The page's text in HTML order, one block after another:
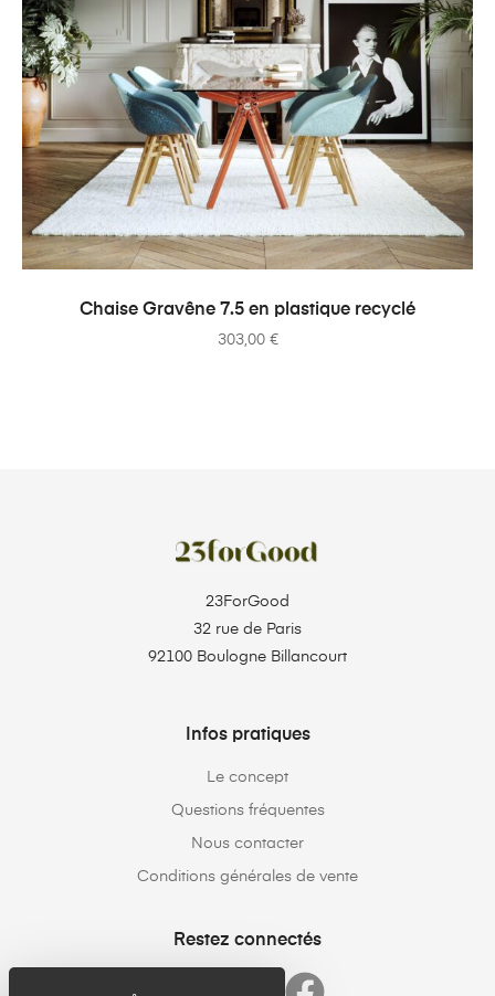
AJOUTER AU PANIER
Chaise Gravêne 7.5 en plastique recyclé
303,00 €
23ForGood
32 rue de Paris
92100 Boulogne Billancourt
Infos pratiques
Le concept
Questions fréquentes
Nous contacter
Conditions générales de vente
Restez connectés